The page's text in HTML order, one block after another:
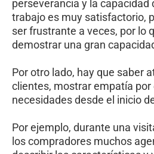
perseverancia y la capacidad
trabajo es muy satisfactorio,
ser frustrante a veces, por lo
demostrar una gran
Por otro lado, hay que saber
clientes, mostrar empatía por
necesidades desde el inicio
Por ejemplo, durante una
los compradores muchos